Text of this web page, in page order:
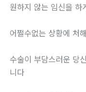
원하지 않는 임신을 하
어쩔수없는 상황에 처
수술이 부담스러운 당
니다